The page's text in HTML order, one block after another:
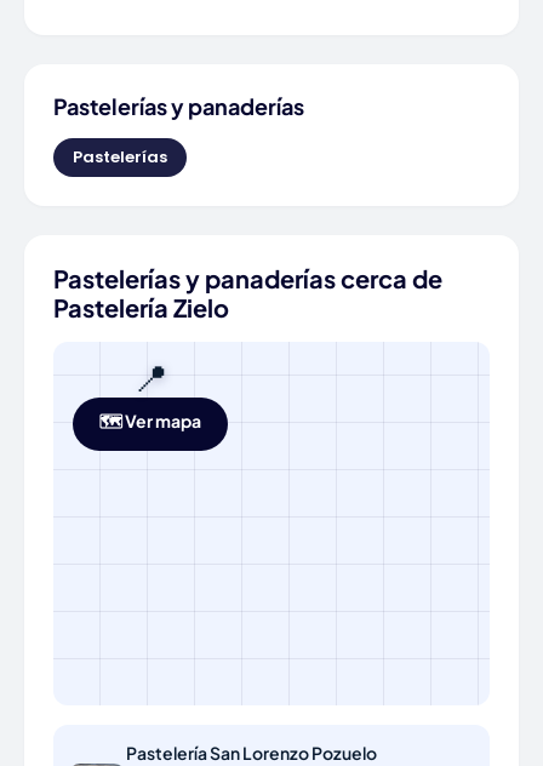
Pastelerías y panaderías
Pastelerías
Pastelerías y panaderías cerca de
Pastelería Zielo
📍
🗺️ Ver mapa
Pastelería San Lorenzo Pozuelo